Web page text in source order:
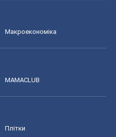
Макроекономіка
MAMACLUB
Плітки